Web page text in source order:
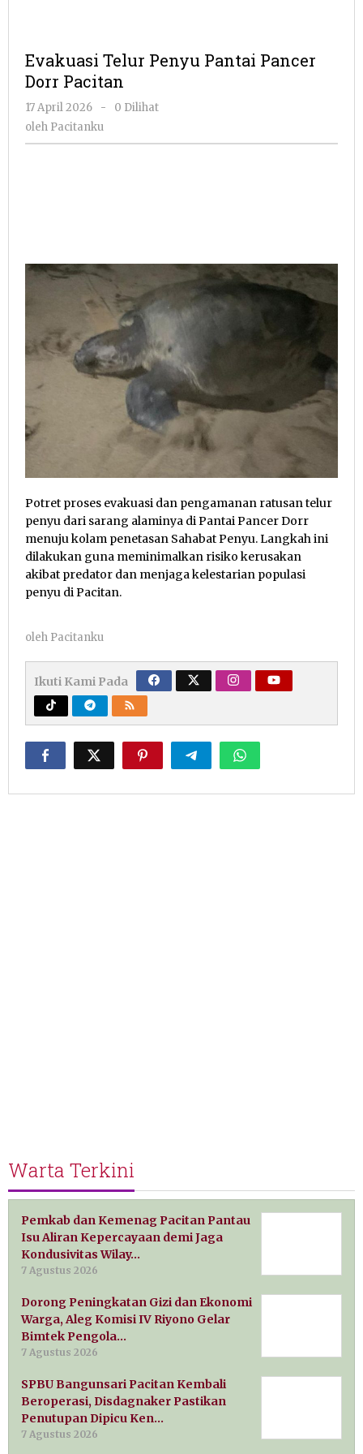
Evakuasi Telur Penyu Pantai Pancer
Dorr Pacitan
17 April 2026
oleh
Pacitanku
-
0 Dilihat
oleh Pacitanku
Potret proses evakuasi dan pengamanan ratusan telur
penyu dari sarang alaminya di Pantai Pancer Dorr
menuju kolam penetasan Sahabat Penyu. Langkah ini
dilakukan guna meminimalkan risiko kerusakan
akibat predator dan menjaga kelestarian populasi
penyu di Pacitan.
oleh Pacitanku
Ikuti Kami Pada
Warta Terkini
Pemkab dan Kemenag Pacitan Pantau
Isu Aliran Kepercayaan demi Jaga
Kondusivitas Wilay…
7 Agustus 2026
Dorong Peningkatan Gizi dan Ekonomi
Warga, Aleg Komisi IV Riyono Gelar
Bimtek Pengola…
7 Agustus 2026
SPBU Bangunsari Pacitan Kembali
Beroperasi, Disdagnaker Pastikan
Penutupan Dipicu Ken…
7 Agustus 2026